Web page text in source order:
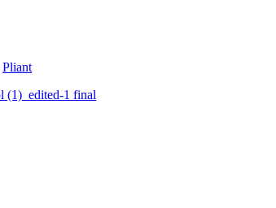
Pliant
(1)_edited-1 final